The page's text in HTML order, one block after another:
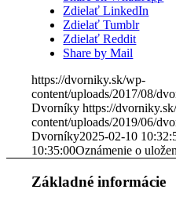
Zdielať LinkedIn
Zdielať Tumblr
Zdielať Reddit
Share by Mail
https://dvorniky.sk/wp-
content/uploads/2017/08/
Dvorníky https://
content/uploads/2019/06/
Dvorníky2025-02-10
10:35:00Oznámenie o
Základné informácie